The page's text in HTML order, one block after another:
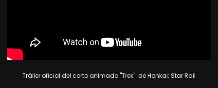
Tráiler oficial del corto animado "Trek" de Honkai: Star Rail